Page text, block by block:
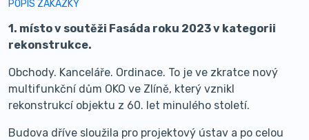
POPIS ZAKÁZKY
1. místo v soutěži Fasáda roku 2023 v kategorii
rekonstrukce.
Obchody. Kanceláře. Ordinace. To je ve zkratce nový
multifunkční dům OKO ve Zlíně, který vznikl
rekonstrukcí objektu z 60. let minulého století.
Budova dříve sloužila pro projektový ústav a po celou